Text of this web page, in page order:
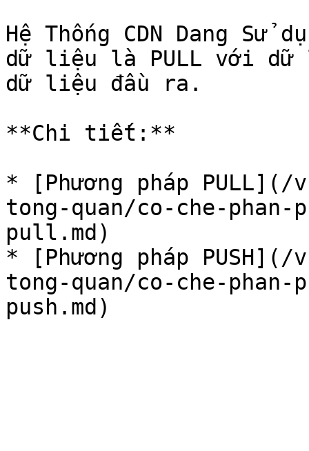
Hệ Thống CDN Dang Sử
dữ liệu là PULL với dữ
dữ liệu đầu ra.
**Chi tiết:**
* [Phương pháp
tong-quan/co-che-
pull.md)
* [Phương pháp
tong-quan/co-che-